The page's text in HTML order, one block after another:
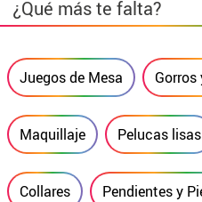
¿Qué más te falta?
Juegos de Mesa Gorros
Maquillaje Pelucas lisas
Collares Pendientes y